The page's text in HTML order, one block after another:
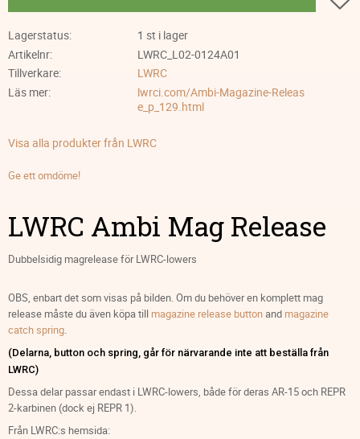
Lagerstatus
1 st i lager
Artikelnr
LWRC_L02-0124A01
Tillverkare
LWRC
Läs mer
lwrci.com/Ambi-Magazine-Releas
e_p_129.html
Visa alla produkter från LWRC
Ge ett omdöme!
LWRC Ambi Mag Release
Dubbelsidig magrelease för LWRC-lowers
OBS, enbart det som visas på bilden. Om du behöver en komplett mag
release måste du även köpa till magazine release buttonand magazine
catch spring.
(Delarna, button och spring, går för närvarande inte att beställa från
LWRC)
Dessa delar passar endast i LWRC-lowers, både för deras AR-15 och REPR
2-karbinen (dock ej REPR 1).
Från LWRC:s hemsida: